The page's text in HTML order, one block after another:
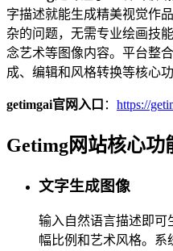
字描述就能生成精美视觉作
杂的问题，无需专业绘画技
念艺术等图像内容。平台整
成、编辑和风格转换等核心功
getimgai官网入口 ： https://
Getimg网站核心功
文字生成图像
输入自然语言描述即可
幅比例和艺术风格。系